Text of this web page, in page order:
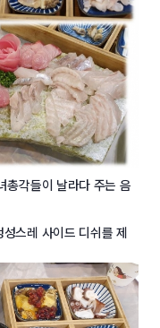
총각들이 날라다 주는 음
스레 사이드 디쉬를 제